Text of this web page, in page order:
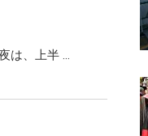
は、上半 …